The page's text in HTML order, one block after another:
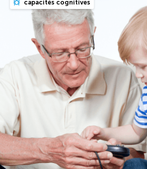
capacités cognitives